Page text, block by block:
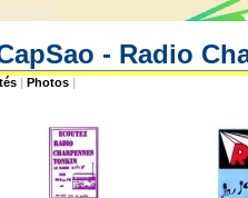
- Radio
| Photos |